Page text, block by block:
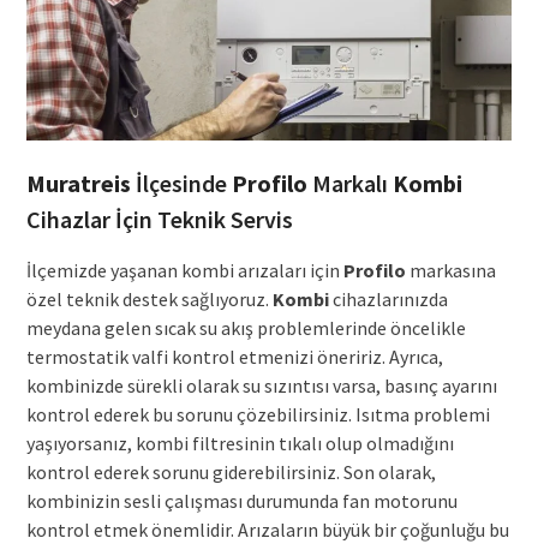
Muratreis İlçesinde Profilo Markalı Kombi
Cihazlar İçin Teknik Servis
İlçemizde yaşanan kombi arızaları için Profilo markasına
özel teknik destek sağlıyoruz. Kombicihazlarınızda
meydana gelen sıcak su akış problemlerinde öncelikle
termostatik valfi kontrol etmenizi öneririz. Ayrıca,
kombinizde sürekli olarak su sızıntısı varsa, basınç ayarını
kontrol ederek bu sorunu çözebilirsiniz. Isıtma problemi
yaşıyorsanız, kombi filtresinin tıkalı olup olmadığını
kontrol ederek sorunu giderebilirsiniz. Son olarak,
kombinizin sesli çalışması durumunda fan motorunu
kontrol etmek önemlidir. Arızaların büyük bir çoğunluğu bu